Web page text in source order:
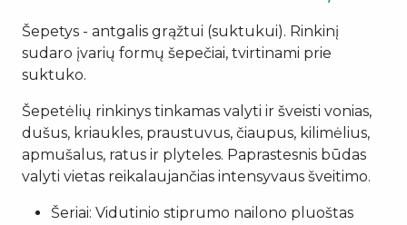
Šepetys - antgalis grąžtui (suktukui). Rinkinį
sudaro įvarių formų šepečiai, tvirtinami prie
suktuko.
Šepetėlių rinkinys tinkamas valyti ir šveisti vonias,
dušus, kriaukles, praustuvus, čiaupus, kilimėlius,
apmušalus, ratus ir plyteles. Paprastesnis būdas
valyti vietas reikalaujančias intensyvaus šveitimo.
Šeriai: Vidutinio stiprumo nailono pluoštas